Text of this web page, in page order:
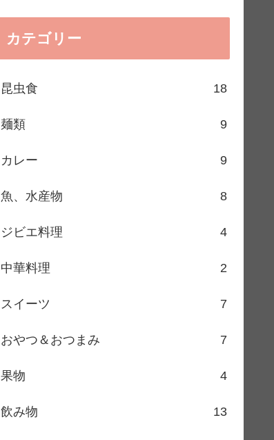
カテゴリー
昆虫食 18
麺類 9
カレー 9
魚、水産物 8
ジビエ料理 4
中華料理 2
スイーツ 7
おやつ＆おつまみ 7
果物 4
飲み物 13